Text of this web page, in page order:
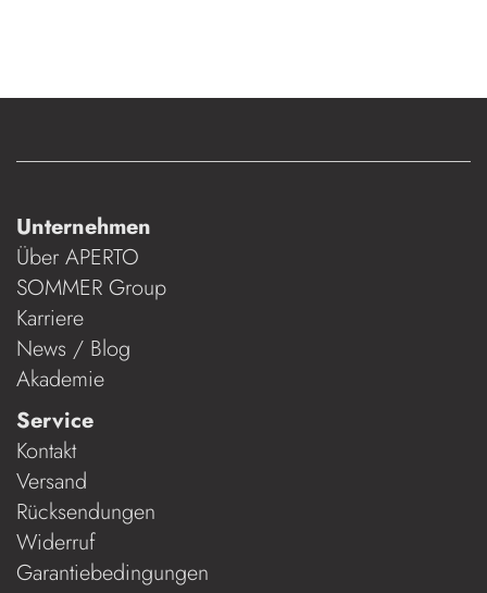
Unternehmen
Über APERTO
SOMMER Group
Karriere
News / Blog
Akademie
Service
Kontakt
Versand
Rücksendungen
Widerruf
Garantiebedingungen